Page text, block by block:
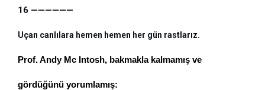
16 ——————
Uçan canlılara hemen hemen her gün rastlarız.
Prof. Andy Mc Intosh, bakmakla kalmamış ve
gördüğünü yorumlamış: